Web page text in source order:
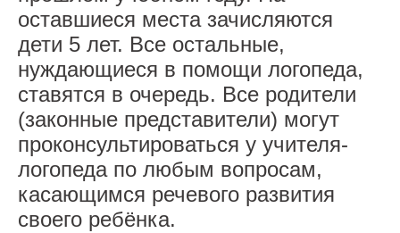
Безопасность на дороге
Здоровье
оставшиеся места зачисляются
дети 5 лет. Все остальные,
нуждающиеся в помощи логопеда,
ставятся в очередь. Все родители
(законные представители) могут
проконсультироваться у учителя-
логопеда по любым вопросам,
касающимся речевого развития
своего ребёнка.